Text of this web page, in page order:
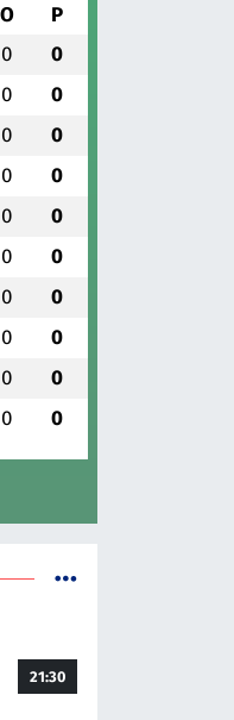
O P
0 0
0 0
0 0
0 0
0 0
0 0
0 0
0 0
0 0
0 0
21:30